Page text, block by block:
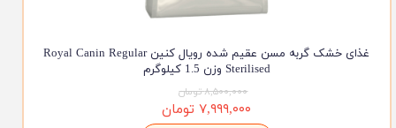
غذای خشک گربه مسن عقیم شده رویال کنین Royal Canin Regular
Sterilised وزن 1.5 کیلوگرم
۸,۵۰۰,۰۰۰ تومان
۷,۹۹۹,۰۰۰ تومان